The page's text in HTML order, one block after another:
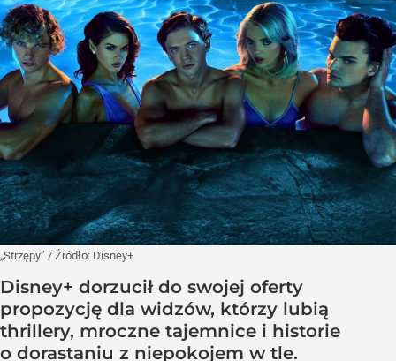
„Strzępy” / Źródło: Disney+
Disney+ dorzucił do swojej oferty
propozycję dla widzów, którzy lubią
thrillery, mroczne tajemnice i historie
o dorastaniu z niepokojem w tle.